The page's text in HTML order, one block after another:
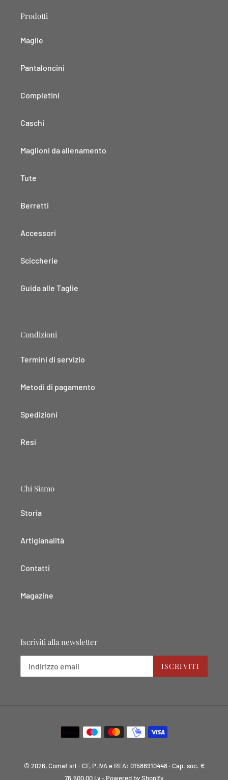
Prodotti
Maglie
Pantaloncini
Completini
Caschi
Maglioni da allenamento
Tute
Berretti
Accessori
Sciccherie
Guida alle Taglie
Condizioni
Termini di servizio
Metodi di pagamento
Spedizioni
Resi
Chi Siamo
Storia
Artigianalità
Contatti
Magazine
Iscriviti alla newsletter
ISCRIVITI
Metodi
di
© 2026, Comaf srl - CF, P.IVA e REA: 01586910448 · Cap. soc. €
76.500,00 i.v- Powered by Shopify